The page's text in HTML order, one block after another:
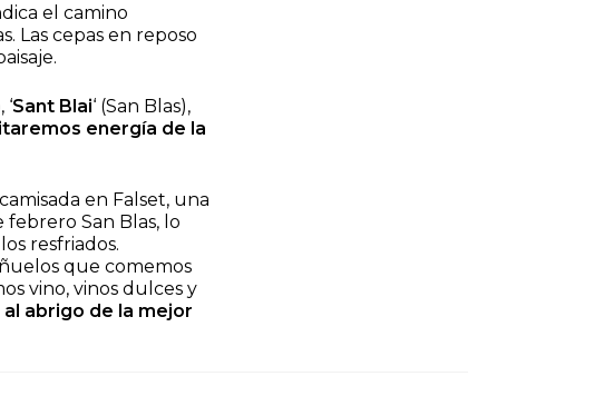
el camino
Las cepas en reposo
Sant Blai‘ (San Blas),
energía de la
en Falset, una
febrero San Blas, lo
resfriados.
que comemos
vino, vinos dulces y
abrigo de la mejor